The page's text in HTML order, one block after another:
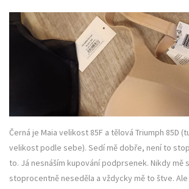
Černá je Maia velikost 85F a tělová Triumph 85D
velikost podle sebe). Sedí mě dobře, není to
to. Já nesnáším kupování podprsenek. Nikdy mě
stoprocentně neseděla a vždycky mě to štve.